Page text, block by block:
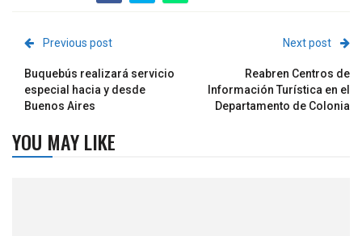
Previous post
Buquebús realizará servicio
especial hacia y desde
Buenos Aires
Next post
Reabren Centros de
Información Turística en el
Departamento de Colonia
YOU MAY LIKE